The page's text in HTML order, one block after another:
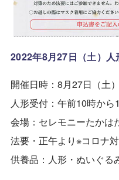
2022年8月27日（土）人
開催日時：8月27日（土
人形受付：午前10時から
会場：セレモニーたかは
法要・正午より※コロナ
供養品：人形・ぬいぐる